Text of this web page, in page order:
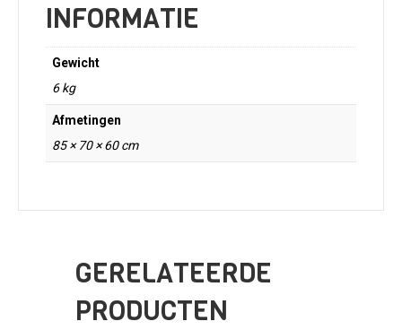
INFORMATIE
Gewicht
6 kg
Afmetingen
85 × 70 × 60 cm
GERELATEERDE
PRODUCTEN